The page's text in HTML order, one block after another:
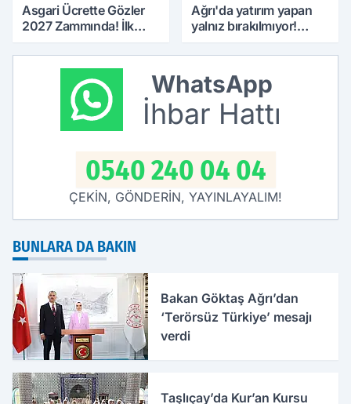
Asgari Ücrette Gözler
2027 Zammında! İlk
Ödeneceği Tarih
Netleşti
Ağrı'da yatırım yapan
yalnız bırakılmıyor!
ziyaret
WhatsApp
İhbar Hattı
0540 240 04 04
ÇEKİN, GÖNDERİN, YAYINLAYALIM!
BUNLARA DA BAKIN
Bakan Göktaş Ağrı’dan
‘Terörsüz Türkiye’ mesajı
verdi
Taşlıçay’da Kur’an Kursu